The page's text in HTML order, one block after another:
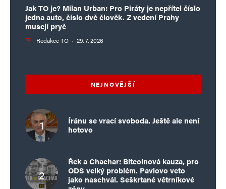
Jak TO je? Milan Urban: Pro Piráty je nepřítel číslo
jedna auto, číslo dvě člověk. Z vedení Prahy
musejí pryč
Redakce TO · 29. 7. 2026
NEJNOVĚJŠÍ
Íránu se vrací svoboda. Ještě ale není
hotovo
Řek a Chachar: Bitcoinová kauza, pro
ODS velký problém. Pavlovo veto
jako naschvál. Seškrtané větrníkové